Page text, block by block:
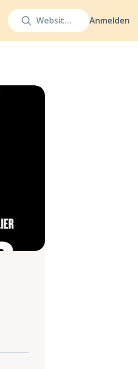
Anmelden